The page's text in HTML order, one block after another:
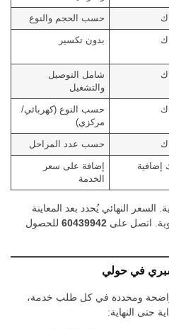
حسب الحجم والنوع
بدون تكسير
شامل التوصيل
والتشغيل
حسب النوع (كهربائي/
مركزي)
حسب عدد المراحل
إضافة على سعر
الخدمة
السعر النهائي يُحدد بعد المعاينة
اتصل على 60439942 للحصول
في حولي
ومحددة في كل طلب خدمة،
حتى النهاية: